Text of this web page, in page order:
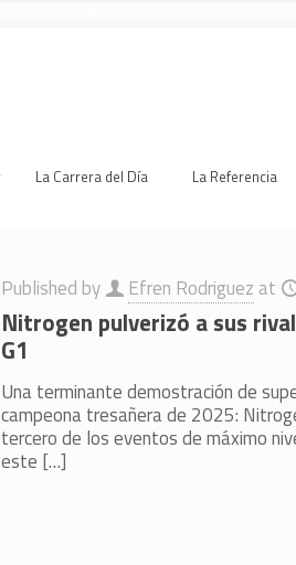
La Carrera del Día La Referencia
Published by Efren Rodriguez at
Nitrogen pulverizó a sus
G1
Una terminante demostración de
campeona tresañera de 2025:
tercero de los eventos de máximo
este […]